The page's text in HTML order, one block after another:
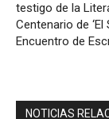
testigo de la
Centenario de ‘El
Encuentro de
NOTICIAS